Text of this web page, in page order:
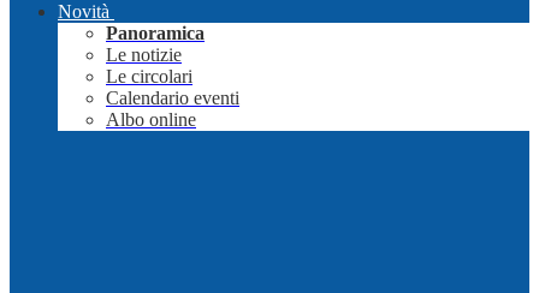
Novità
Panoramica
Le notizie
Le circolari
Calendario eventi
Albo online